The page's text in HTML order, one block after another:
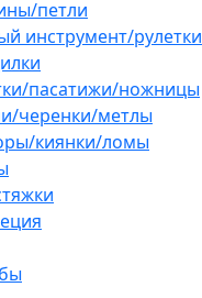
петли
инструмент/рулетки
пасатижи/ножницы
черенки/метлы
киянки/ломы